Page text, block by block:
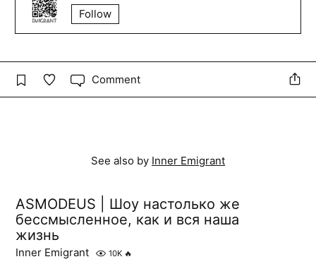
Follow
Comment
See also by Inner Emigrant
ASMODEUS | Шоу настолько же
бессмысленное, как и вся наша
жизнь
Inner Emigrant 10K 🔥